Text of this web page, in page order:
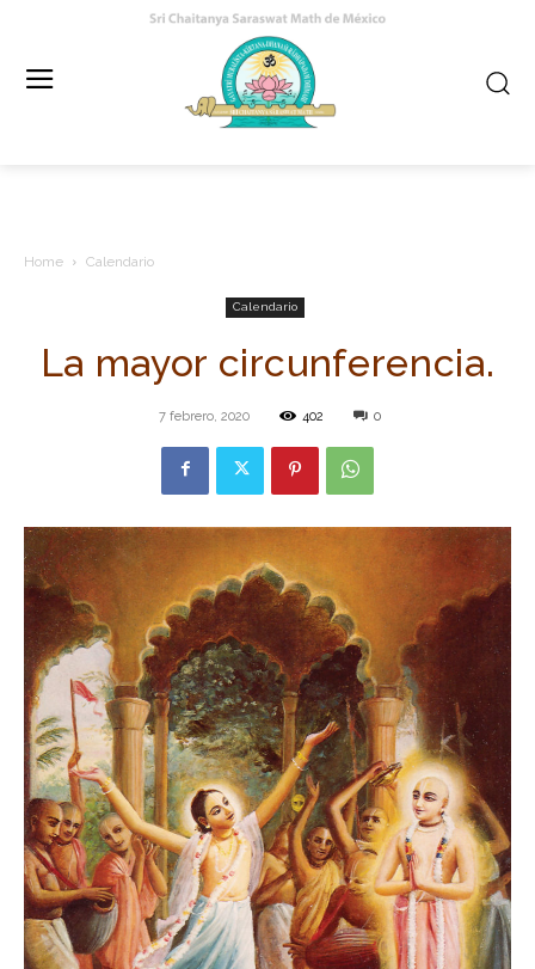
Home Calendario
Calendario
La mayor circunferencia.
7 febrero, 2020 402 0